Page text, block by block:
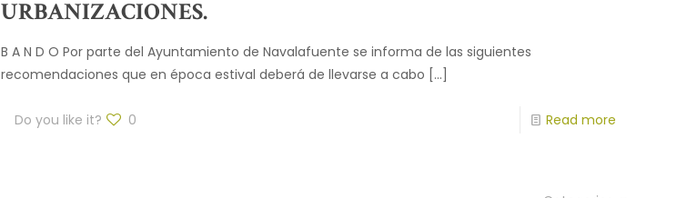
URBANIZACIONES.
B A N D O Por parte del Ayuntamiento de Navalafuente se informa de las siguientes
recomendaciones que en época estival deberá de llevarse a cabo […]
Do you like it? 0 Read more